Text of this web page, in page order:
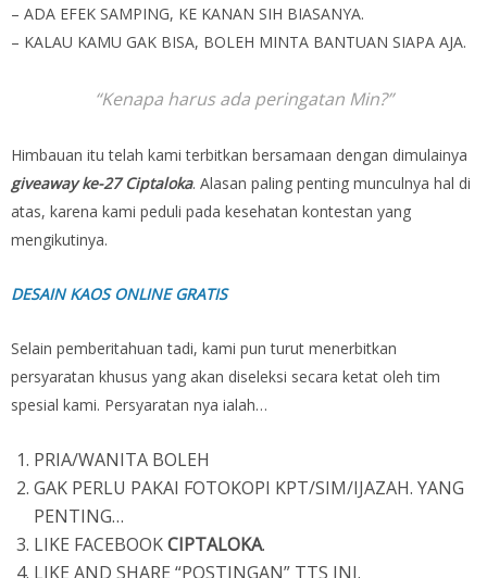
– ADA EFEK SAMPING, KE KANAN SIH BIASANYA.
– KALAU KAMU GAK BISA, BOLEH MINTA BANTUAN SIAPA AJA.
“Kenapa harus ada peringatan Min?”
Himbauan itu telah kami terbitkan bersamaan dengan dimulainya
giveaway ke-27 Ciptaloka. Alasan paling penting munculnya hal di
atas, karena kami peduli pada kesehatan kontestan yang
mengikutinya.
DESAIN KAOS ONLINE GRATIS
Selain pemberitahuan tadi, kami pun turut menerbitkan
persyaratan khusus yang akan diseleksi secara ketat oleh tim
spesial kami. Persyaratan nya ialah…
PRIA/WANITA BOLEH
GAK PERLU PAKAI FOTOKOPI KPT/SIM/IJAZAH. YANG
PENTING…
LIKE FACEBOOKCIPTALOKA.
LIKE AND SHARE “POSTINGAN” TTS INI.